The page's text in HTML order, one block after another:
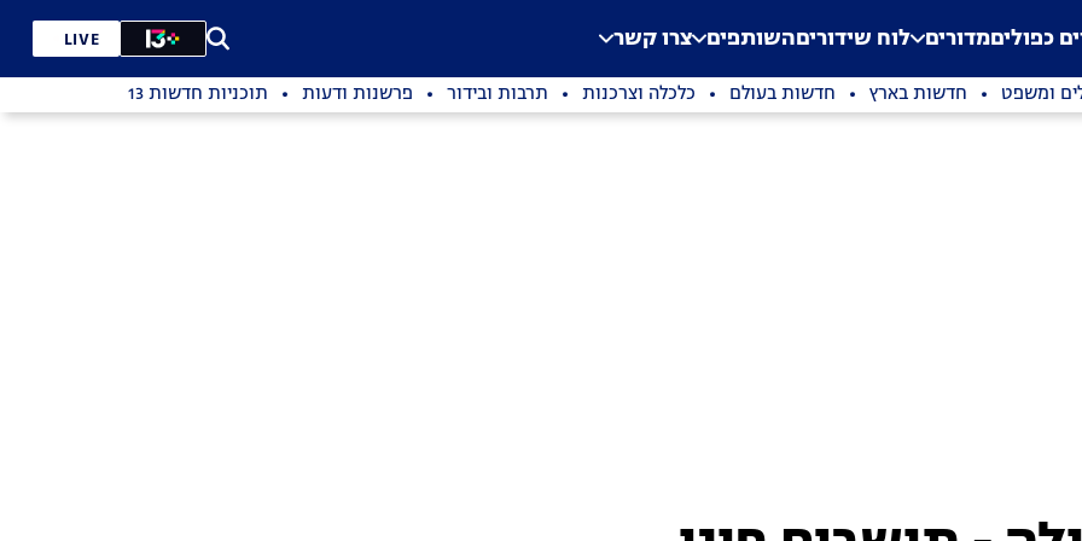
Application error: a
. כפוליםמדורים לוח שידוריםהשותפים צרו קשר LIVE
ומשפט חדשות בארץ חדשות בעולם כלכלה וצרכנות תרבות ובידור פרשנות ודעות תוכניות חדשות 13